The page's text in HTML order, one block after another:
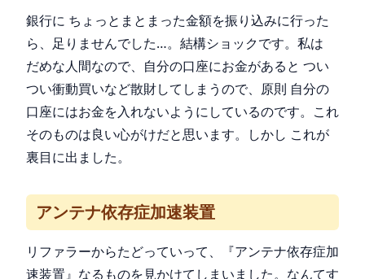
銀行に ちょっとまとまった金額を振り込みに行った
ら、足りませんでした…。結構ショックです。私は
だめな人間なので、自分の口座にお金があると つい
つい衝動買いなど散財してしまうので、原則 自分の
口座にはお金を入れないようにしているのです。これ
そのものは良い心がけだと思います。しかし これが
裏目に出ました。
アンテナ依存症加速装置
リファラーからたどっていって、『アンテナ依存症加
速装置』なるものを見かけてしまいました。なんてす